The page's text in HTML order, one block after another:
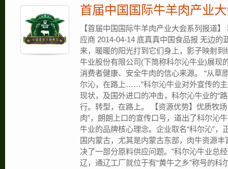
首届中国国际牛羊肉产业
【首届中国国际牛羊肉产业大会系列报道
应商 2014-04-14 底真真中国食品报 无边的
来，暖暖的阳光打到它们身上，影子映射
牛业股份有限公司(下简称科尔沁牛业)展现
消费者健康、安全牛肉的信心来源。 “从草
尔沁，在路上……”科尔沁牛业对外宣传的主
现状，及国外进口的冲击，科尔沁牛业的“
行。转型，在路上。 【资源优势】优质牧
肉”，朗朗上口的宣传口号，道出了科尔沁
牛业的品牌核心理念。企业取名“科尔沁”，
国内蒙古，尤其是内蒙古东部，肉牛资源
决了一部分原料供应问题。”科尔沁牛业总
辽，通辽工厂就位于有“黄牛之乡”称号的科